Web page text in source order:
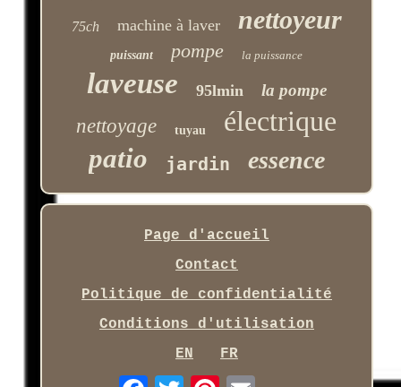
75ch machine à laver nettoyeur
puissant pompe la puissance
laveuse 95lmin la pompe
nettoyage tuyau électrique
patio jardin essence
Page d'accueil
Contact
Politique de confidentialité
Conditions d'utilisation
EN
FR